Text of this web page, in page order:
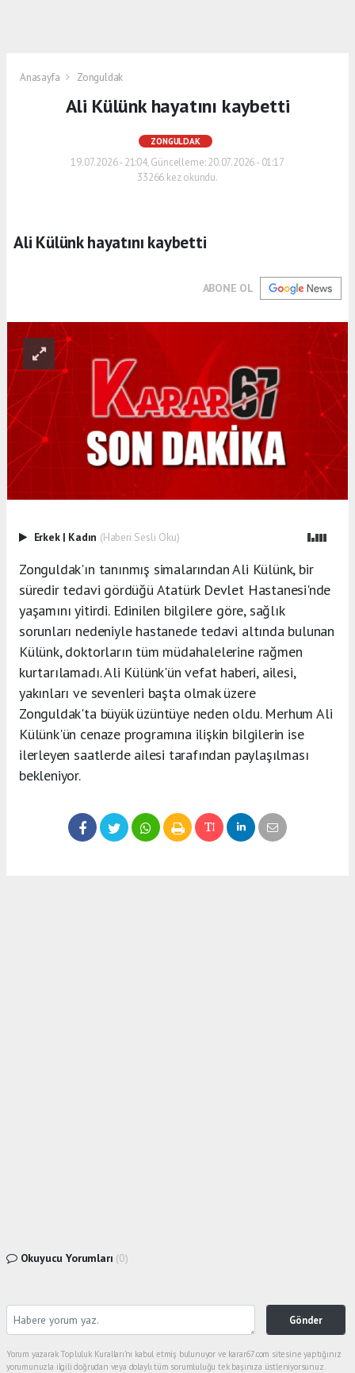
Anasayfa Zonguldak
Ali Külünk hayatını kaybetti
ZONGULDAK
19.07.2026 - 21:04, Güncelleme: 20.07.2026 - 01:17
33266 kez okundu.
Ali Külünk hayatını kaybetti
ABONE OL
Erkek | Kadın (Haberi Sesli Oku)
Zonguldak'ın tanınmış simalarından Ali Külünk, bir
süredir tedavi gördüğü Atatürk Devlet Hastanesi'nde
yaşamını yitirdi. Edinilen bilgilere göre, sağlık
sorunları nedeniyle hastanede tedavi altında bulunan
Külünk, doktorların tüm müdahalelerine rağmen
kurtarılamadı. Ali Külünk'ün vefat haberi, ailesi,
yakınları ve sevenleri başta olmak üzere
Zonguldak'ta büyük üzüntüye neden oldu. Merhum Ali
Külünk'ün cenaze programına ilişkin bilgilerin ise
ilerleyen saatlerde ailesi tarafından paylaşılması
bekleniyor.
Okuyucu Yorumları (0)
Gönder
Yorum yazarak Topluluk Kuralları’nı kabul etmiş bulunuyor ve karar67.com sitesine yaptığınız
yorumunuzla ilgili doğrudan veya dolaylı tüm sorumluluğu tek başınıza üstleniyorsunuz.